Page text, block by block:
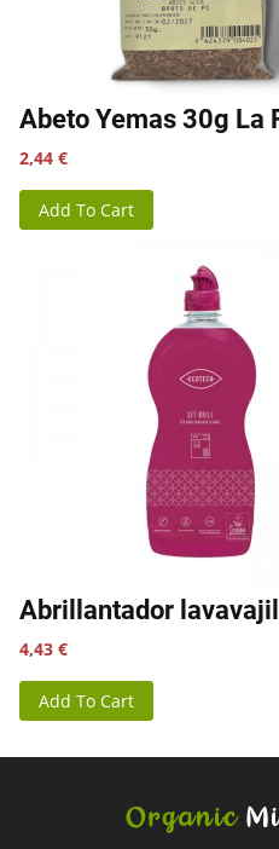
Abeto Yemas 30g La
Precio
2,44 €
Add To Cart
Abrillantador
Precio
4,43 €
Add To Cart